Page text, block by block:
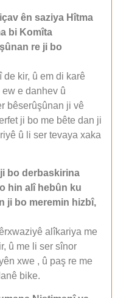
ên saziya Hîtma
bi Komîta
re ji bo
kir, û em di karê
e danhev û
bêserûşûnan ji vê
ji bo me bête dan ji
û li ser tevaya xaka
bo derbaskirina
hin alî hebûn ku
ji bo meremin hizbî,
alîkariya me
û me li ser sînor
xwe , û paş re me
bike.